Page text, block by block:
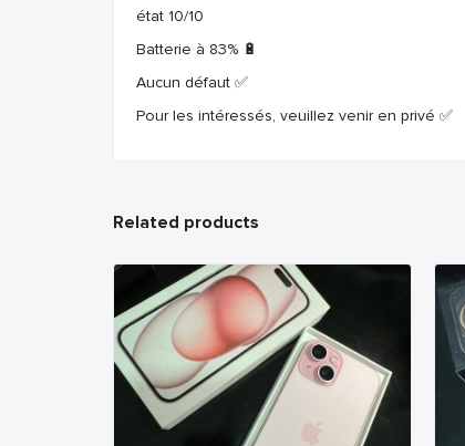
état 10/10
Batterie à 83% 🔋
Aucun défaut ✅
Pour les intéressés, veuillez venir en privé ✅
Related products